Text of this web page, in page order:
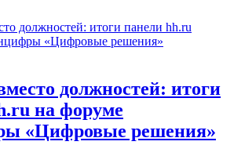
должностей: итоги
на форуме
«Цифровые решения»